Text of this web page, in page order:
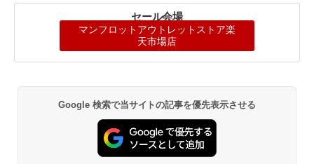
セール会場
マンフロットアウトレットストア楽
天市場店
Google 検索で当サイトの記事を優先表示させる